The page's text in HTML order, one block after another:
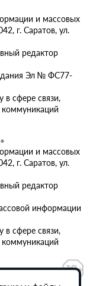
и массовых
г. Саратов, ул.
редактор
Эл № ФС77-
сфере связи,
и массовых
г. Саратов, ул.
редактор
информации
сфере связи,
данных